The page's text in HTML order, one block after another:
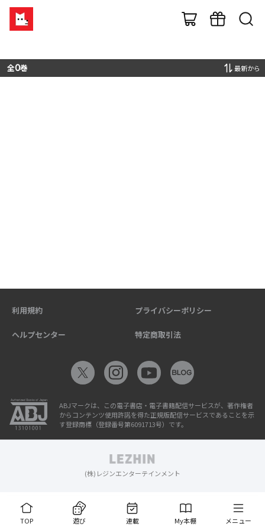
全0巻 最新から
TOP 遊び 連載 My本棚 メニュー
利用規約 プライバシーポリシー
ヘルプセンター 特定商取引法
ABJマークは、この電子書店・電子書籍配信サービスが、著作権者
からコンテンツ使用許諾を得た正規版配信サービスであることを示
す登録商標（登録番号第6091713号）です。
(株)レジンエンターテインメント